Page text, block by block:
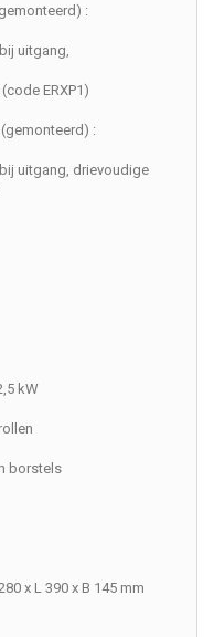
:
uitgang,
ERXP1)
:
uitgang, drievoudige
kW
borstels
x L 390 x B 145 mm